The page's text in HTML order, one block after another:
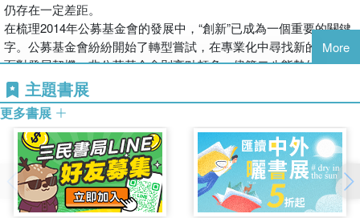
仍存在一定差距。
在梳理2014年公募基金會的發展中，“創新”已成為一個重要的關鍵
字。公募基金會紛紛開始了轉型嘗試，在專業化中尋找新的機遇。
面對發展契機，非公募基金會則亮點頗多，儘管二八態勢的不平衡
現象依然存在，然而來自民間的力量已不容忽視：非公募作為基金
會的主要增長點，吸引了越來越多地社會關注，尤其是近幾年企業
家紛紛投身公益慈善事業，為非公募基金會發展注入了新的活力，
逐漸走向多元發展的道路。
More
主題書展
更多書展